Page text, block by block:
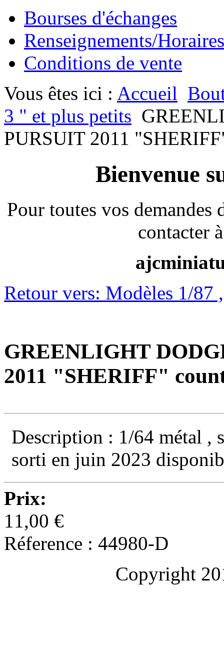
Bourses d'échanges
Renseignements/Horaires
Conditions de vente
Vous êtes ici : Accueil
3 " et plus petits
PURSUIT 2011
Bienvenue
Pour toutes vos
contacter
Retour vers: Modèles 1/
GREENLIGHT
2011 "SHERIFF"
Description : 1/64 métal ,
sorti en juin 2023
Prix:
11,00 €
Réference : 44980-D
Copyright